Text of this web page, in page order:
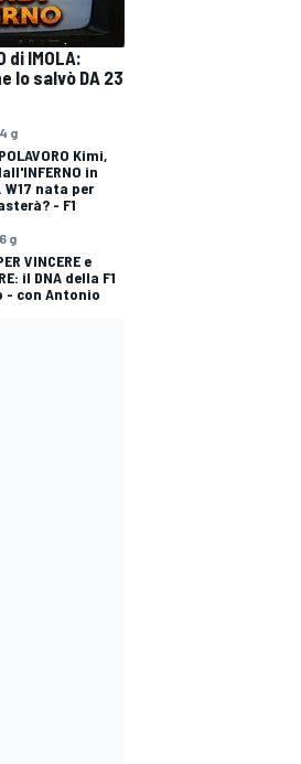
di IMOLA:
lo salvò DA 23
4 g
Kimi,
in
W17 nata per
- F1
6 g
VINCERE e
il DNA della F1
- con Antonio